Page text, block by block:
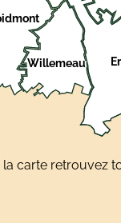
Willemeau
carte retrouvez